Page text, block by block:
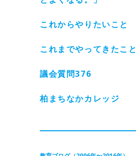
これからやりたいこと
これまでやってきたこと
議会質問376
柏まちなかカレッジ